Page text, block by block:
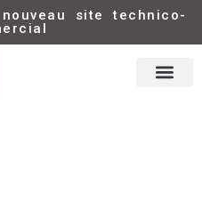
site technico-